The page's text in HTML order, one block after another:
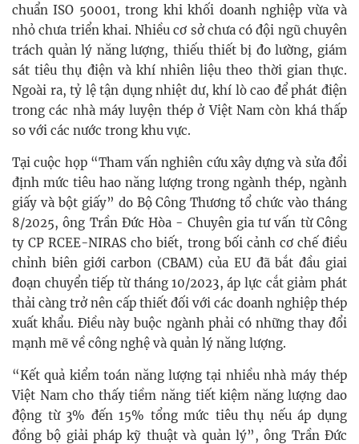
chuẩn ISO 50001, trong khi khối doanh nghiệp vừa và
nhỏ chưa triển khai. Nhiều cơ sở chưa có đội ngũ chuyên
trách quản lý năng lượng, thiếu thiết bị đo lường, giám
sát tiêu thụ điện và khí nhiên liệu theo thời gian thực.
Ngoài ra, tỷ lệ tận dụng nhiệt dư, khí lò cao để phát điện
trong các nhà máy luyện thép ở Việt Nam còn khá thấp
so với các nước trong khu vực.
Tại cuộc họp “Tham vấn nghiên cứu xây dựng và sửa đổi
định mức tiêu hao năng lượng trong ngành thép, ngành
giấy và bột giấy” do Bộ Công Thương tổ chức vào tháng
8/2025, ông Trần Đức Hòa - Chuyên gia tư vấn từ Công
ty CP RCEE-NIRAS cho biết, trong bối cảnh cơ chế điều
chỉnh biên giới carbon (CBAM) của EU đã bắt đầu giai
đoạn chuyển tiếp từ tháng 10/2023, áp lực cắt giảm phát
thải càng trở nên cấp thiết đối với các doanh nghiệp thép
xuất khẩu. Điều này buộc ngành phải có những thay đổi
mạnh mẽ về công nghệ và quản lý năng lượng.
“Kết quả kiểm toán năng lượng tại nhiều nhà máy thép
Việt Nam cho thấy tiềm năng tiết kiệm năng lượng dao
động từ 3% đến 15% tổng mức tiêu thụ nếu áp dụng
đồng bộ giải pháp kỹ thuật và quản lý”, ông Trần Đức